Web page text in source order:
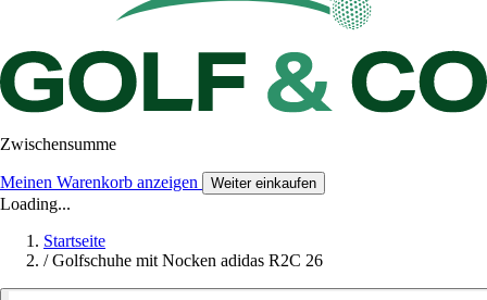
Zwischensumme
Meinen Warenkorb anzeigen Weiter einkaufen
Loading...
Startseite
/ Golfschuhe mit Nocken adidas R2C 26